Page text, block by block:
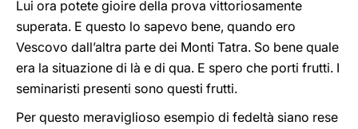
Lui ora potete gioire della prova vittoriosamente
superata. E questo lo sapevo bene, quando ero
Vescovo dall’altra parte dei Monti Tatra. So bene quale
era la situazione di là e di qua. E spero che porti frutti. I
seminaristi presenti sono questi frutti.
Per questo meraviglioso esempio di fedeltà siano rese